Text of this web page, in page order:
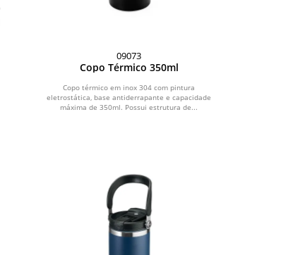
09073
Copo Térmico 350ml
Copo térmico em inox 304 com pintura
eletrostática, base antiderrapante e capacidade
máxima de 350ml. Possui estrutura de...